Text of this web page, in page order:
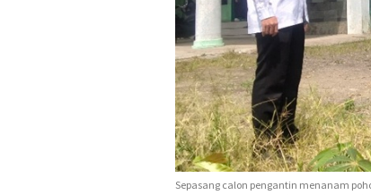
Sepasang calon pengantin menanam